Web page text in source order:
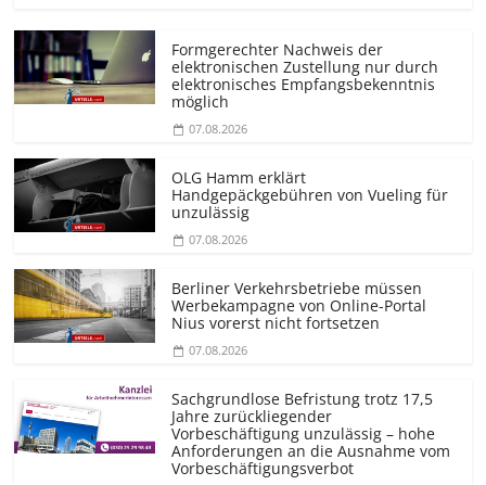
Formgerechter Nachweis der
elektronischen Zustellung nur durch
elektronisches Empfangsbekenntnis
möglich
07.08.2026
OLG Hamm erklärt
Handgepäckgebühren von Vueling für
unzulässig
07.08.2026
Berliner Verkehrsbetriebe müssen
Werbekampagne von Online-Portal
Nius vorerst nicht fortsetzen
07.08.2026
Sachgrundlose Befristung trotz 17,5
Jahre zurückliegender
Vorbeschäftigung unzulässig – hohe
Anforderungen an die Ausnahme vom
Vorbeschäf­tigungsverbot